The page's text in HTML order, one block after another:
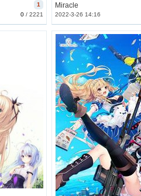
1
0/ 2221
Miracle
2022-3-26 14:16